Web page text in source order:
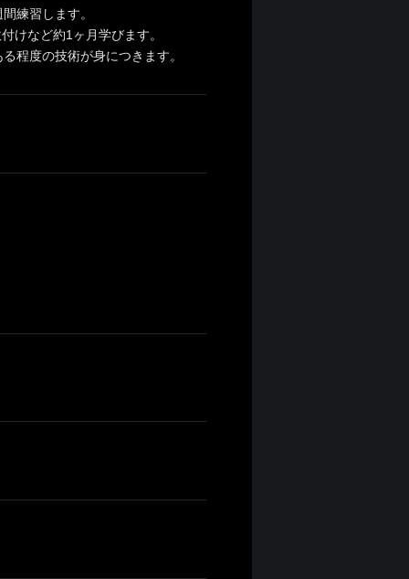
練習します。
けなど約1ヶ月学びます。
程度の技術が身につきます。